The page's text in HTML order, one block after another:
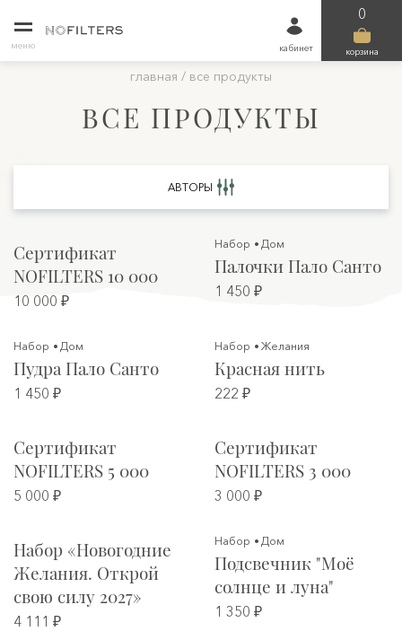
меню кабинет
0
корзина
главная / все продукты
ВСЕ ПРОДУКТЫ
АВТОРЫ
Сертификат
NOFILTERS 10 000
10 000 ₽
Набор Дом
Палочки Пало Санто
1 450 ₽
Набор Дом
Пудра Пало Санто
1 450 ₽
Набор Желания
Красная нить
222 ₽
Сертификат
NOFILTERS 5 000
5 000 ₽
Сертификат
NOFILTERS 3 000
3 000 ₽
Набор «Новогодние
Желания. Открой
свою силу 2027»
4 111 ₽
Набор Дом
Подсвечник "Моё
солнце и луна"
1 350 ₽